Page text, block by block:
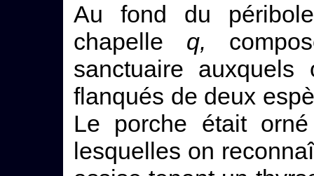
Au fond du
chapelle q,
sanctuaire
flanqués de deux
Le porche était
lesquelles on